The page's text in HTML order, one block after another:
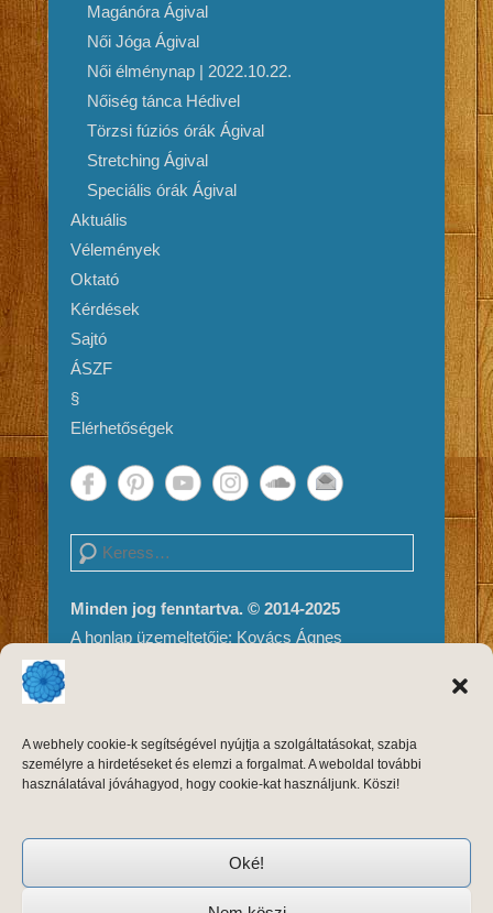
A webhely cookie-k segítségével nyújtja a szolgáltatásokat, szabja
személyre a hirdetéseket és elemzi a forgalmat. A weboldal további
használatával jóváhagyod, hogy cookie-kat használjunk. Köszi!
Oké!
Magánóra Ágival
Női Jóga Ágival
Női élménynap | 2022.10.22.
Nőiség tánca Hédivel
Törzsi fúziós órák Ágival
Stretching Ágival
Speciális órák Ágival
Aktuális
Vélemények
Oktató
Kérdések
Sajtó
ÁSZF
§
Elérhetőségek
Search
Minden jog fenntartva. © 2014-2025
A honlap üzemeltetője: Kovács Ágnes
jogvédelem alatt áll, másolni, módosítani
kizárólag a szerző, Kovács Ágnes írásos